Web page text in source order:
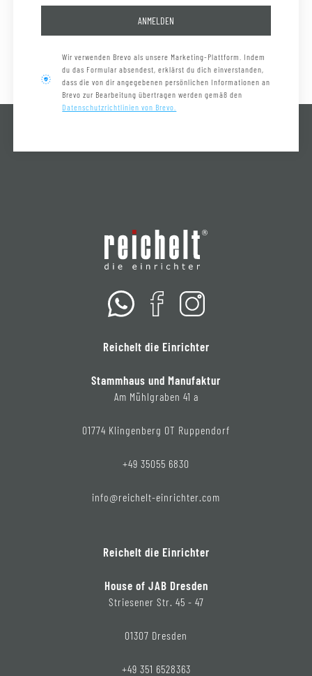
ANMELDEN
Wir verwenden Brevo als unsere Marketing-Plattform. Indem
du das Formular absendest, erklärst du dich einverstanden,
dass die von dir angegebenen persönlichen Informationen an
Brevo zur Bearbeitung übertragen werden gemäß den
Datenschutzrichtlinien von Brevo.
Reichelt die Einrichter
Stammhaus und Manufaktur
Am Mühlgraben 41 a
01774 Klingenberg OT Ruppendorf
+49 35055 6830
info@reichelt-einrichter.com
Reichelt die Einrichter
House of JAB Dresden
Striesener Str. 45 - 47
01307 Dresden
+49 351 6528363